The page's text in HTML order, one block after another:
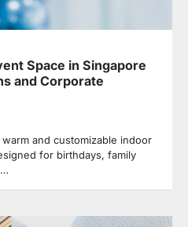
Space in Singapore
and Corporate
and customizable indoor
for birthdays, family